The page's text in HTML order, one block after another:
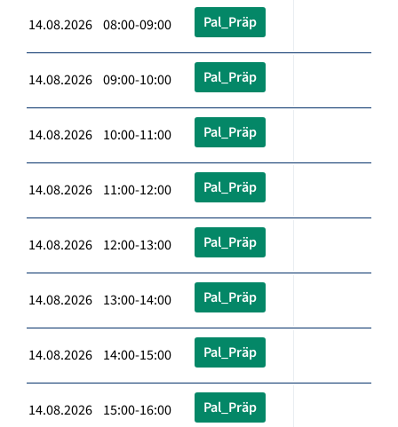
14.08.2026 08:00-09:00 Pal_Präp
14.08.2026 09:00-10:00 Pal_Präp
14.08.2026 10:00-11:00 Pal_Präp
14.08.2026 11:00-12:00 Pal_Präp
14.08.2026 12:00-13:00 Pal_Präp
14.08.2026 13:00-14:00 Pal_Präp
14.08.2026 14:00-15:00 Pal_Präp
14.08.2026 15:00-16:00 Pal_Präp